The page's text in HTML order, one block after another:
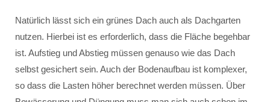
Natürlich lässt sich ein grünes Dach auch als Dachgarten
nutzen. Hierbei ist es erforderlich, dass die Fläche begehbar
ist. Aufstieg und Abstieg müssen genauso wie das Dach
selbst gesichert sein. Auch der Bodenaufbau ist komplexer,
so dass die Lasten höher berechnet werden müssen. Über